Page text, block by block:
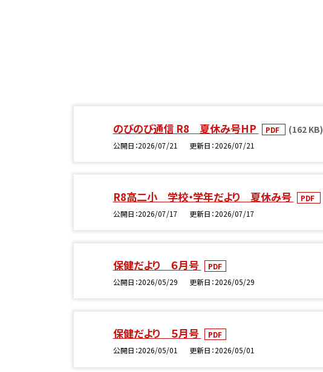
のびのび通信 R8 夏休み号HP PDF (162 KB)
公開日 2026/07/21 更新日 2026/07/21
R8高二小 学校・学年だより 夏休み号 PDF
公開日 2026/07/17 更新日 2026/07/17
保健だより ６月号
PDF
公開日 2026/05/29 更新日 2026/05/29
保健だより ５月号
PDF
公開日 2026/05/01 更新日 2026/05/01